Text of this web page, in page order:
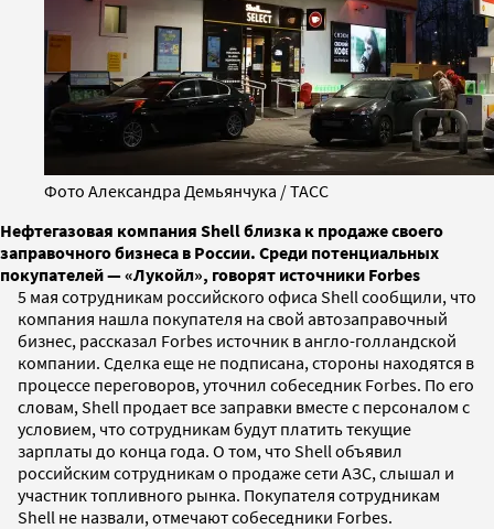
Фото Александра Демьянчука / ТАСС
Нефтегазовая компания Shell близка к продаже своего
заправочного бизнеса в России. Среди потенциальных
покупателей — «Лукойл», говорят источники Forbes
5 мая сотрудникам российского офиса Shell сообщили, что
компания нашла покупателя на свой автозаправочный
бизнес, рассказал Forbes источник в англо-голландской
компании. Cделка еще не подписана, стороны находятся в
процессе переговоров, уточнил собеседник Forbes. По его
словам, Shell продает все заправки вместе с персоналом с
условием, что сотрудникам будут платить текущие
зарплаты до конца года. О том, что Shell объявил
российским сотрудникам о продаже сети АЗС, слышал и
участник топливного рынка. Покупателя сотрудникам
Shell не назвали, отмечают собеседники Forbes.